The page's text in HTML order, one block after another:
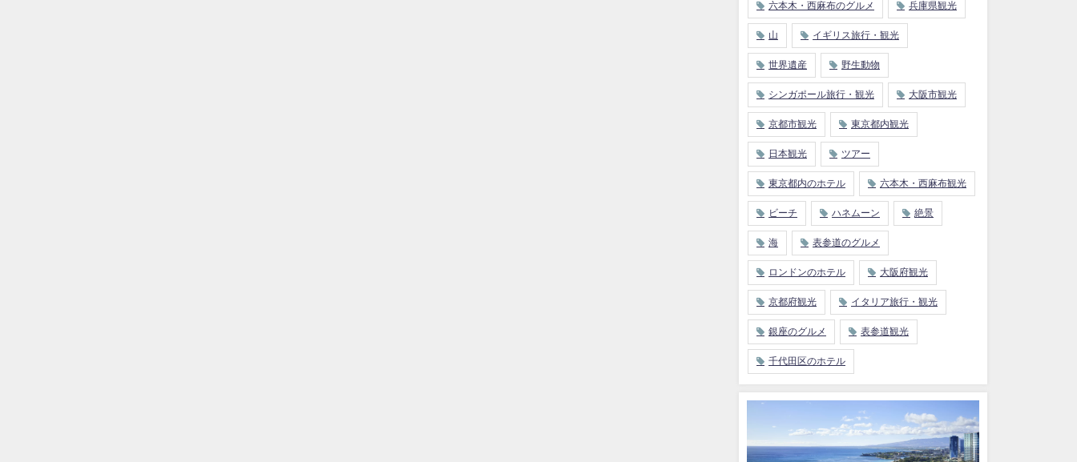
六本木・西麻布のグルメ 兵庫県観光
山 イギリス旅行・観光
世界遺産 野生動物
シンガポール旅行・観光 大阪市観光
京都市観光 東京都内観光
日本観光 ツアー
東京都内のホテル 六本木・西麻布観光
ビーチ ハネムーン 絶景
海 表参道のグルメ
ロンドンのホテル 大阪府観光
京都府観光 イタリア旅行・観光
銀座のグルメ 表参道観光
千代田区のホテル